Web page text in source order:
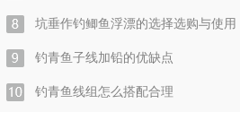
坑垂作钓鲫鱼浮漂的选择选购与使用
钓青鱼子线加铅的优缺点
钓青鱼线组怎么搭配合理